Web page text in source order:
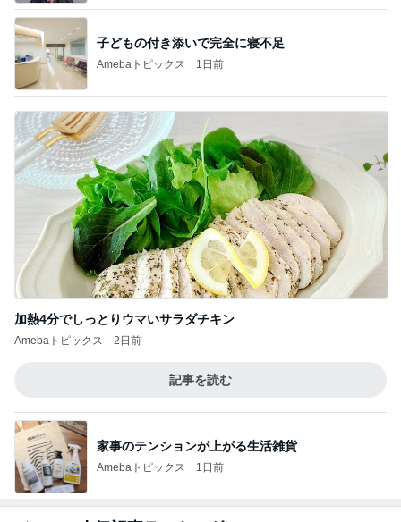
子どもの付き添いで完全に寝不足
Amebaトピックス 1日前
加熱4分でしっとりウマいサラダチキン
Amebaトピックス 2日前
記事を読む
家事のテンションが上がる生活雑貨
Amebaトピックス 1日前